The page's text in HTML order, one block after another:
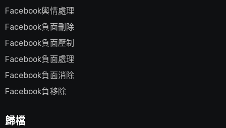
Facebook輿情處理
Facebook負面刪除
Facebook負面壓制
Facebook負面處理
Facebook負面消除
Facebook負移除
歸檔